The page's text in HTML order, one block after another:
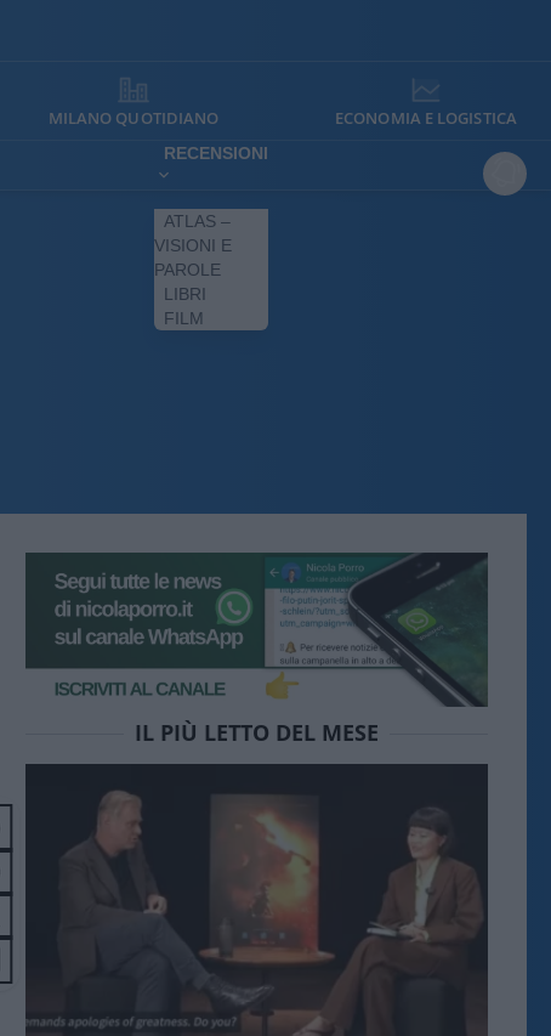
MILANO QUOTIDIANO ECONOMIA E LOGISTICA
RECENSIONI
ATLAS –
VISIONI E
PAROLE
LIBRI
FILM
IL PIÙ LETTO DEL MESE